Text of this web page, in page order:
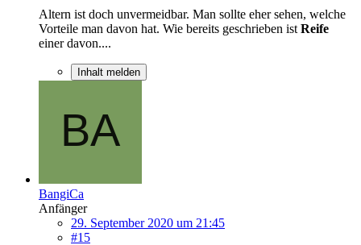
Altern ist doch unvermeidbar. Man sollte eher sehen, welche
Vorteile man davon hat. Wie bereits geschrieben ist Reife
einer davon....
Inhalt melden
BangiCa
Anfänger
29. September 2020 um 21:45
#15